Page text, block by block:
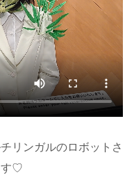
リンガルのロボットさ
す♡